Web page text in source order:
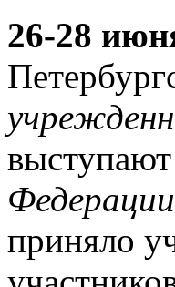
26-28
выступают
приняло